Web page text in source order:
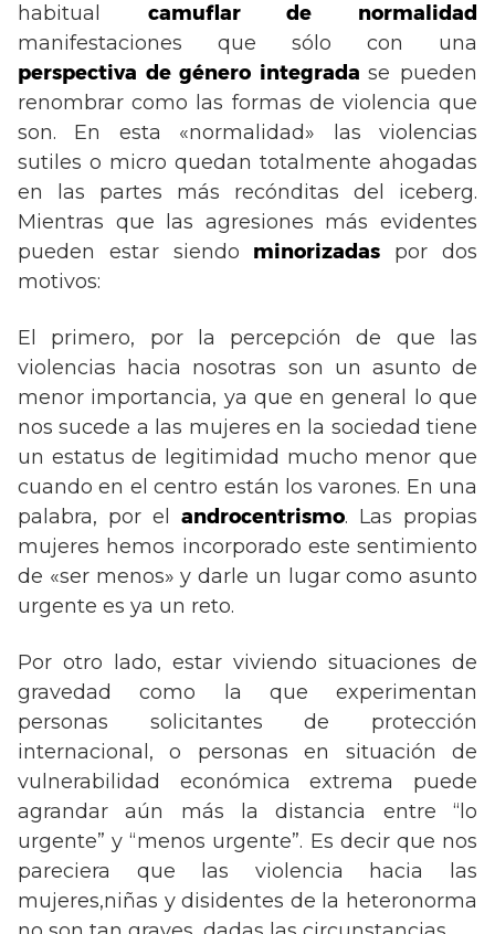
habitual camuflar de normalidad
manifestaciones que sólo con una
perspectiva de género integradase pueden
renombrar como las formas de violencia que
son. En esta «normalidad» las violencias
sutiles o micro quedan totalmente ahogadas
en las partes más recónditas del iceberg.
Mientras que las agresiones más evidentes
pueden estar siendo minorizadas por dos
motivos:
El primero, por la percepción de que las
violencias hacia nosotras son un asunto de
menor importancia, ya que en general lo que
nos sucede a las mujeres en la sociedad tiene
un estatus de legitimidad mucho menor que
cuando en el centro están los varones. En una
palabra, por el androcentrismo. Las propias
mujeres hemos incorporado este sentimiento
de «ser menos» y darle un lugar como asunto
urgente es ya un reto.
Por otro lado, estar viviendo situaciones de
gravedad como la que experimentan
personas solicitantes de protección
internacional, o personas en situación de
vulnerabilidad económica extrema puede
agrandar aún más la distancia entre “lo
urgente” y “menos urgente”. Es decir que nos
pareciera que las violencia hacia las
mujeres,niñas y disidentes de la heteronorma